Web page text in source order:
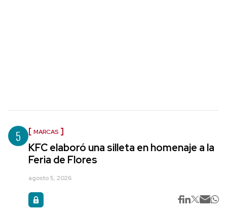
5 MARCAS
KFC elaboró una silleta en homenaje a la
Feria de Flores
agosto 5, 2026